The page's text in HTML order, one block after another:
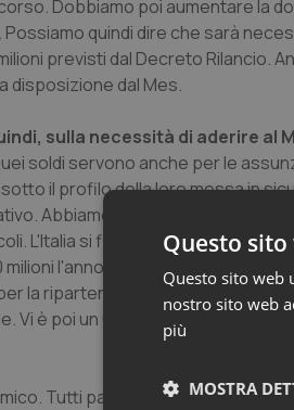
Dobbiamo poi aumentare la
quindi dire che sarà
previsti dal Decreto Rilancio.
disposizione dal Mes.
sulla necessità di aderire al
soldi servono anche per le
il profilo della loro messa in
Abbiamo la possibilità di
L'Italia si finanzia, ad oggi, con
milioni l'anno. In questo modo,
la ripartenza del Pil e del
Vi è poi un ultimo elemento che
Tutti parlano di aumento della
Questo
Questo sito web
nostro sito web
più
MOSTRA